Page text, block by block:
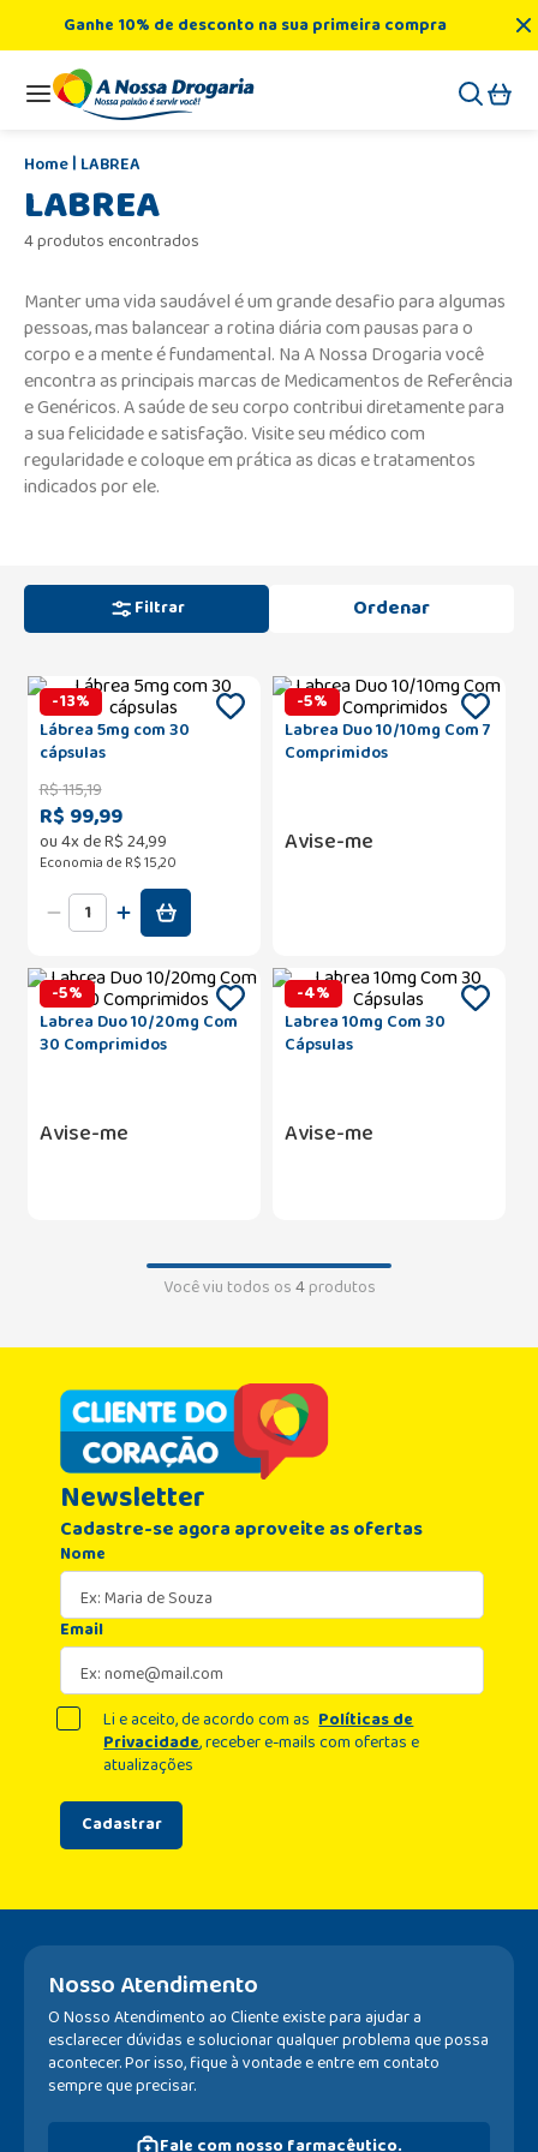
Ganhe 10% de desconto na sua primeira compra
LABREA
LABREA
4 produtos encontrados
Manter uma vida saudável é um grande desafio para algumas
pessoas, mas balancear a rotina diária com pausas para o
corpo e a mente é fundamental. Na A Nossa Drogaria você
encontra as principais marcas de Medicamentos de Referência
e Genéricos. A saúde de seu corpo contribui diretamente para
a sua felicidade e satisfação. Visite seu médico com
regularidade e coloque em prática as dicas e tratamentos
indicados por ele.
Filtrar
-13%
Lábrea 5mg com 30
cápsulas
R$115,19
R$ 99,99
ou4x deR$24,99
Economia de R$ 15,20
-5%
Labrea Duo 10/10mg Com 7
Comprimidos
Avise-me
-5%
Labrea Duo 10/20mg Com
30 Comprimidos
Avise-me
-4%
Labrea 10mg Com 30
Cápsulas
Avise-me
Você viu todos os4produtos
Newsletter
Cadastre-se agora aproveite as ofertas
Nome
Email
Cadastrar
Li e aceito, de acordo com as Políticas de
Privacidade, receber e-mails com ofertas e
atualizações
Nosso Atendimento
O Nosso Atendimento ao Cliente existe para ajudar a
esclarecer dúvidas e solucionar qualquer problema que possa
acontecer. Por isso, fique à vontade e entre em contato
sempre que precisar.
Fale com nosso farmacêutico.